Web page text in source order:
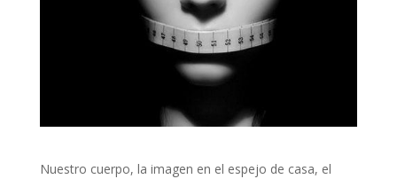
Nuestro cuerpo, la imagen en el espejo de casa, el